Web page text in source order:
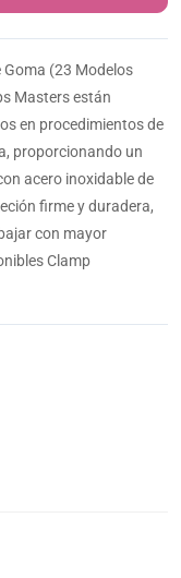
(23 Modelos
Masters están
en procedimientos de
proporcionando un
acero inoxidable de
firme y duradera,
con mayor
Clamp